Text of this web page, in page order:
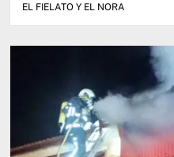
EL FIELATO Y EL NORA